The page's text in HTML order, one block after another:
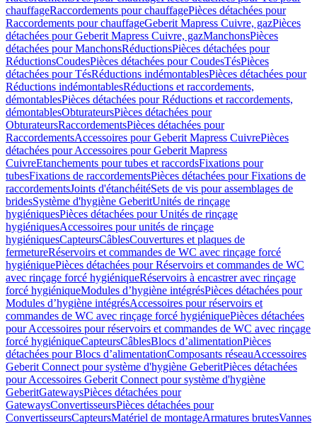
chauffageRaccordements pour chauffagePièces détachées pour
Raccordements pour chauffageGeberit Mapress Cuivre, gazPièces
détachées pour Geberit Mapress Cuivre, gazManchonsPièces
détachées pour ManchonsRéductionsPièces détachées pour
RéductionsCoudesPièces détachées pour CoudesTésPièces
détachées pour TésRéductions indémontablesPièces détachées pour
Réductions indémontablesRéductions et raccordements,
démontablesPièces détachées pour Réductions et raccordements,
démontablesObturateursPièces détachées pour
ObturateursRaccordementsPièces détachées pour
RaccordementsAccessoires pour Geberit Mapress CuivrePièces
détachées pour Accessoires pour Geberit Mapress
CuivreEtanchements pour tubes et raccordsFixations pour
tubesFixations de raccordementsPièces détachées pour Fixations de
raccordementsJoints d'étanchéitéSets de vis pour assemblages de
bridesSystème d'hygiène GeberitUnités de rinçage
hygiéniquesPièces détachées pour Unités de rinçage
hygiéniquesAccessoires pour unités de rinçage
hygiéniquesCapteursCâblesCouvertures et plaques de
fermetureRéservoirs et commandes de WC avec rinçage forcé
hygiéniquePièces détachées pour Réservoirs et commandes de WC
avec rinçage forcé hygiéniqueRéservoirs à encastrer avec rinçage
forcé hygiéniqueModules d’hygiène intégrésPièces détachées pour
Modules d’hygiène intégrésAccessoires pour réservoirs et
commandes de WC avec rinçage forcé hygiéniquePièces détachées
pour Accessoires pour réservoirs et commandes de WC avec rinçage
forcé hygiéniqueCapteursCâblesBlocs d’alimentationPièces
détachées pour Blocs d’alimentationComposants réseauAccessoires
Geberit Connect pour système d'hygiène GeberitPièces détachées
pour Accessoires Geberit Connect pour système d'hygiène
GeberitGatewaysPièces détachées pour
GatewaysConvertisseursPièces détachées pour
ConvertisseursCapteursMatériel de montageArmatures brutesVannes